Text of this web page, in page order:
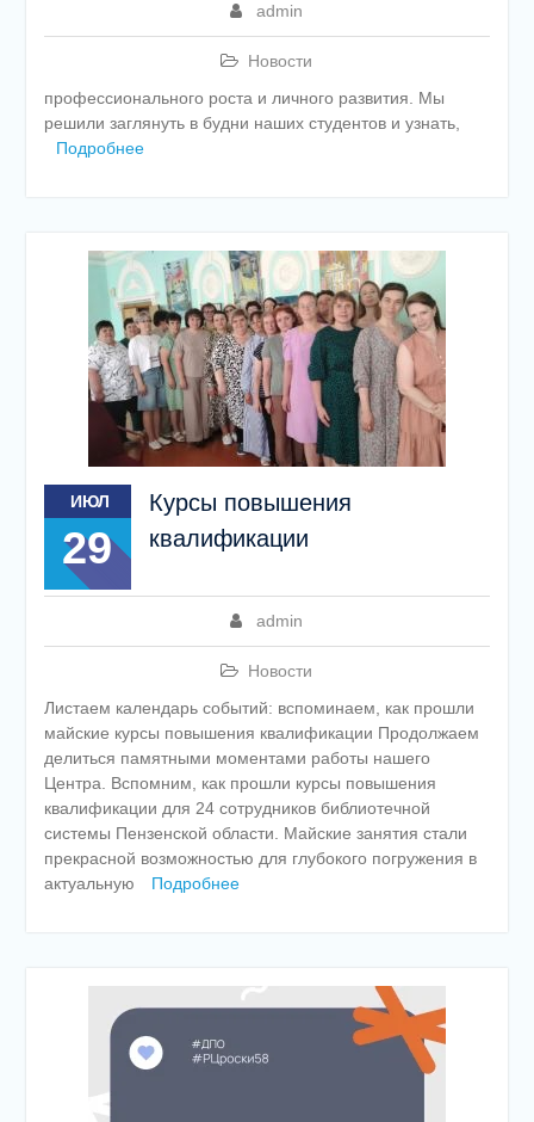
admin
Новости
профессионального роста и личного развития. Мы
решили заглянуть в будни наших студентов и узнать,
Подробнее
ИЮЛ
29
Курсы повышения
квалификации
admin
Новости
Листаем календарь событий: вспоминаем, как прошли
майские курсы повышения квалификации Продолжаем
делиться памятными моментами работы нашего
Центра. Вспомним, как прошли курсы повышения
квалификации для 24 сотрудников библиотечной
системы Пензенской области. Майские занятия стали
прекрасной возможностью для глубокого погружения в
актуальную
Подробнее